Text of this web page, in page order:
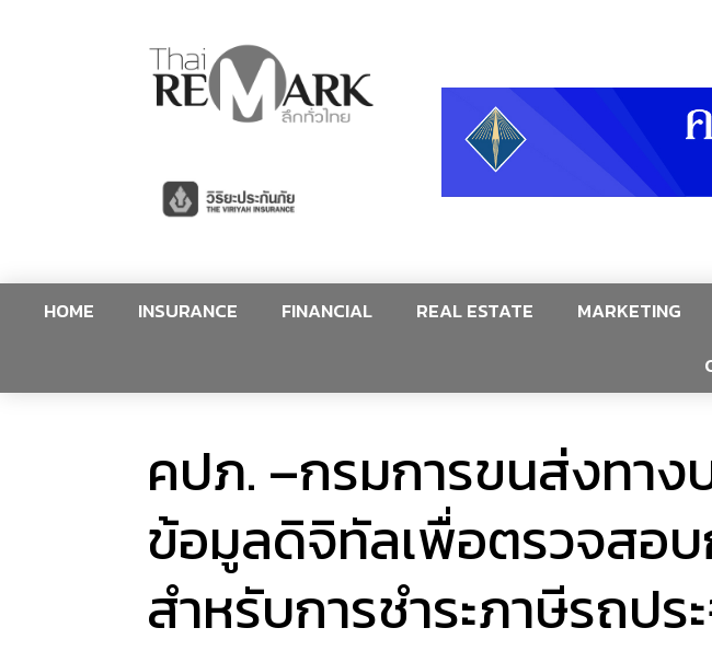
HOME INSURANCE FINANCIAL REAL ESTATE MARKETING
คปภ. –กรมการขนส่งทาง
ข้อมูลดิจิทัลเพื่อตรวจสอบ
สำหรับการชำระภาษีรถปร